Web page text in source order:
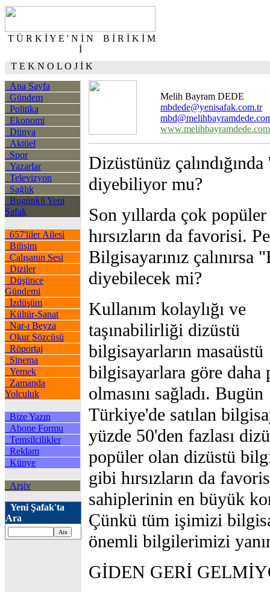
T Ü R K İ Y E ' N İ N B İ R İ K İ M
İ
T E K N O L O J İ K
Ana Sayfa
Gündem
Politika
Ekonomi
Dünya
Aktüel
Spor
Yazarlar
Televizyon
Sağlık
Bugünkü Yeni
Şafak
657'liler Ailesi
Bilişim
Çalışanın Sesi
Diziler
Düşünce
Gündemi
İzdüşüm
Kültür-Sanat
Nar-ı Beyza
Okur Sözcüsü
Röportaj
Sinema
Yemek
Zamanda
Yolculuk
Bize Yazın
Abone Formu
Temsilcilikler
Reklam
Künye
Arşiv
Yeni Şafak'ta
Ara
Melih Bayram DEDE
mbdede@yenisafak.com.tr
www.melihbayramdede.com
Dizüstünüz
diyebiliyor mu?
Son yıllarda çok
hırsızların da favorisi.
Bilgisayarınız çalınırsa
diyebilecek mi?
Kullanım kolaylığı ve
taşınabilirliği dizüstü
bilgisayarların masaüstü
bilgisayarlara göre daha
olmasını sağladı. Bugün
Türkiye'de satılan
yüzde 50'den fazlası
popüler olan dizüstü
gibi hırsızların da
sahiplerinin en büyük
Çünkü tüm işimizi
önemli bilgilerimizi
GİDEN GERİ